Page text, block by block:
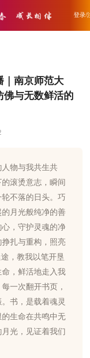
登录/
｜南京师范大
佛与无数鲜活的
物与我共生共
滚烫意志，瞬间
不落的日头。巧
月光般纯净的善
，守护灵魂的净
扎与重构，照亮
，教我以笔开垦
，鲜活地走入我
一次翻开书页，
书，是载着魂灵
生命在共鸣中无
光，见证着我们